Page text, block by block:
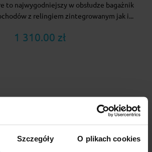
Szczegóły O plikach cookies
to najwygodniejszy w obsłudze bagażnik
z relingiem zintegrowanym jak i...
1 310.00 zł